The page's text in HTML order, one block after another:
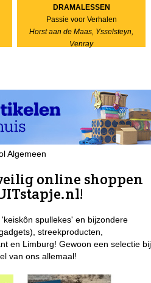
DRAMALESSEN
Passie voor Verhalen
Horst aan de Maas, Ysselsteyn,
Venray
online shoppen
spullekes' en bijzondere
streekproducten,
en Limburg! Gewoon een selectie bij
van ons allemaal!